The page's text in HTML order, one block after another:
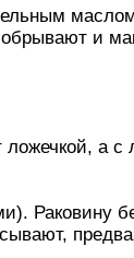
обрывают и
а с
Раковину